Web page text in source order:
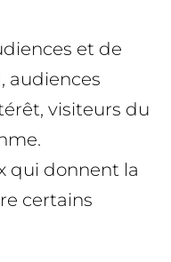
et de
audiences
visiteurs du
qui donnent la
certains